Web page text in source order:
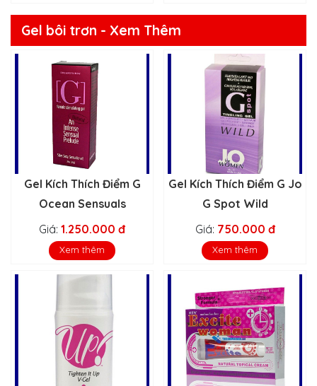
Gel bôi trơn - Xem Thêm
Gel Kích Thích Điểm G
Ocean Sensuals
Giá: 1.250.000 đ
Xem thêm
Gel Kích Thích Điểm G Jo
G Spot Wild
Giá: 750.000 đ
Xem thêm